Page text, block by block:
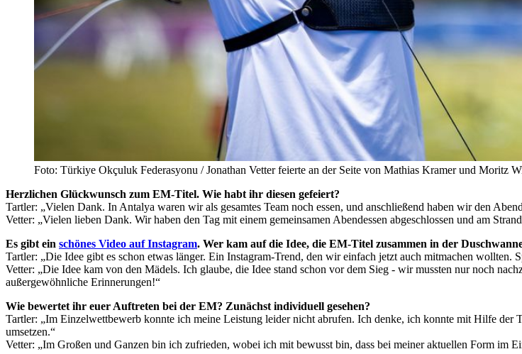
Foto: Türkiye Okçuluk Federasyonu / Jonathan Vetter feierte an der Seite von Mathias Kramer und Moritz
Herzlichen Glückwunsch zum EM-Titel. Wie habt ihr diesen gefeiert?
Tartler: „Vielen Dank. In Antalya waren wir als gesamtes Team noch essen, und anschließend haben wir den
Vetter: „Vielen lieben Dank. Wir haben den Tag mit einem gemeinsamen Abendessen abgeschlossen und am
Es gibt ein schönes Video auf Instagram. Wer kam auf die Idee, die EM-Titel zusammen in der
Tartler: „Die Idee gibt es schon etwas länger. Ein Instagram-Trend, den wir einfach jetzt auch mitmachen wollten.
Vetter: „Die Idee kam von den Mädels. Ich glaube, die Idee stand schon vor dem Sieg - wir mussten nur noch
außergewöhnliche Erinnerungen!“
Wie bewertet ihr euer Auftreten bei der EM? Zunächst individuell gesehen?
Tartler: „Im Einzelwettbewerb konnte ich meine Leistung leider nicht abrufen. Ich denke, ich konnte mit Hilfe der
umsetzen.“
Vetter: „Im Großen und Ganzen bin ich zufrieden, wobei ich mit bewusst bin, dass bei meiner aktuellen Form im